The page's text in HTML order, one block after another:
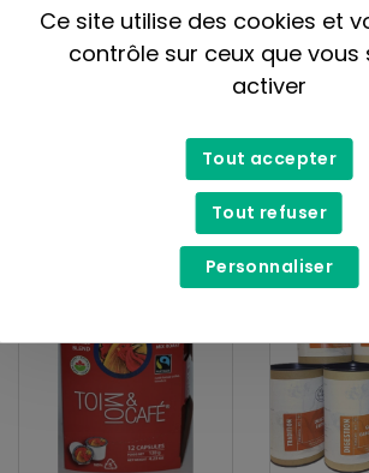
matcha) en bambou
Mumm's
large)
4,00$
Ce site utilise des cookies et
contrôle sur ceux que vous
activer
Tout accepter
Tout refuser
Personnaliser